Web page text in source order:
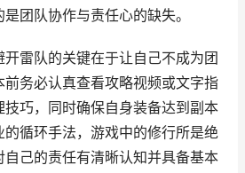
团队协作与责任心的缺失。
雷队的关键在于让自己不成为团
前务必认真查看攻略视频或文字指
巧，同时确保自身装备达到副本
循环手法，游戏中的修行所是绝
己的责任有清晰认知并具备基本